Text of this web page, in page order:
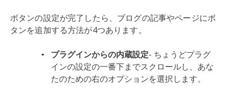
ボタンの設定が完了したら、ブログの記事やページにボ
タンを追加する方法が4つあります。
プラグインからの内蔵設定- ちょうどプラグ
インの設定の一番下までスクロールし、あな
たのための右のオプションを選択します。